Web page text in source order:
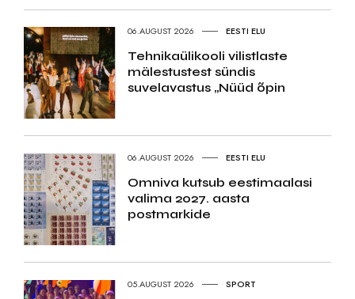
06.AUGUST 2026 EESTI ELU
Tehnikaülikooli vilistlaste
mälestustest sündis
suvelavastus „Nüüd õpin
06.AUGUST 2026 EESTI ELU
Omniva kutsub eestimaalasi
valima 2027. aasta
postmarkide
05.AUGUST 2026 SPORT